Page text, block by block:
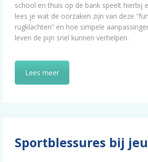
school en thuis op de bank speelt hierbij
lees je wat de oorzaken zijn van deze
rugklachten” en hoe simpele
leven de pijn snel kunnen verhelpen.
Lees meer
Sportblessures bij